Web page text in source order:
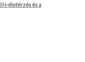
életérzés és a